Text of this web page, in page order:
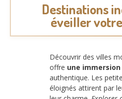
Destinations
éveiller
Découvrir des villes
offre une
authentique. Les
éloignés attirent par